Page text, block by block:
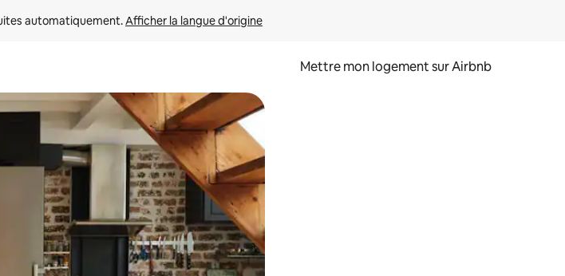
automatiquement. Afficher la langue d'origine
Mettre mon logement sur Airbnb